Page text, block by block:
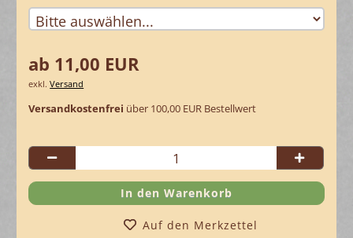
ab 11,00 EUR
exkl.Versand
Versandkostenfrei über 100,00 EUR Bestellwert
Auf den Merkzettel